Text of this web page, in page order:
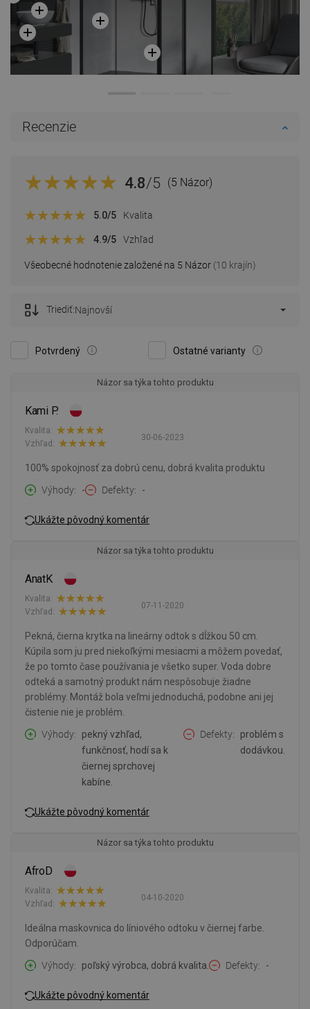
Recenzie
4.8/5 (5 Názor)
Všeobecné hodnotenie založené na 5 Názor (10 krajín)
5.0/5 Kvalita
4.9/5 Vzhľad
Potvrdený Ostatné varianty
Triediť:Najnovší
Názor sa týka tohto produktu
Kami P.
30-06-2023
Kvalita:
Vzhľad:
100% spokojnosť za dobrú cenu, dobrá kvalita produktu
Výhody
- Defekty -
Ukážte pôvodný komentár
Názor sa týka tohto produktu
AnatK
07-11-2020
Kvalita:
Vzhľad:
Pekná, čierna krytka na lineárny odtok s dĺžkou 50 cm.
Kúpila som ju pred niekoľkými mesiacmi a môžem povedať,
že po tomto čase používania je všetko super. Voda dobre
odteká a samotný produkt nám nespôsobuje žiadne
problémy. Montáž bola veľmi jednoduchá, podobne ani jej
čistenie nie je problém.
Výhody
pekný vzhľad,
funkčnosť, hodí sa k
čiernej sprchovej
kabíne.
Defekty
problém s
dodávkou.
Ukážte pôvodný komentár
Názor sa týka tohto produktu
AfroD
04-10-2020
Kvalita:
Vzhľad:
Ideálna maskovnica do líniového odtoku v čiernej farbe.
Odporúčam.
Výhody
poľský výrobca, dobrá kvalita. Defekty -
Ukážte pôvodný komentár